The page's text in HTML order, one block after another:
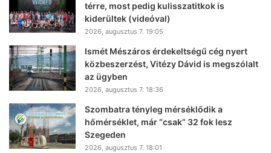
térre, most pedig kulisszatitkok is
kiderültek (videóval)
2026, augusztus 7. 19:05
Ismét Mészáros érdekeltségű cég nyert
közbeszerzést, Vitézy Dávid is megszólalt
az ügyben
2026, augusztus 7. 18:36
Szombatra tényleg mérséklődik a
hőmérséklet, már “csak” 32 fok lesz
Szegeden
2026, augusztus 7. 18:01